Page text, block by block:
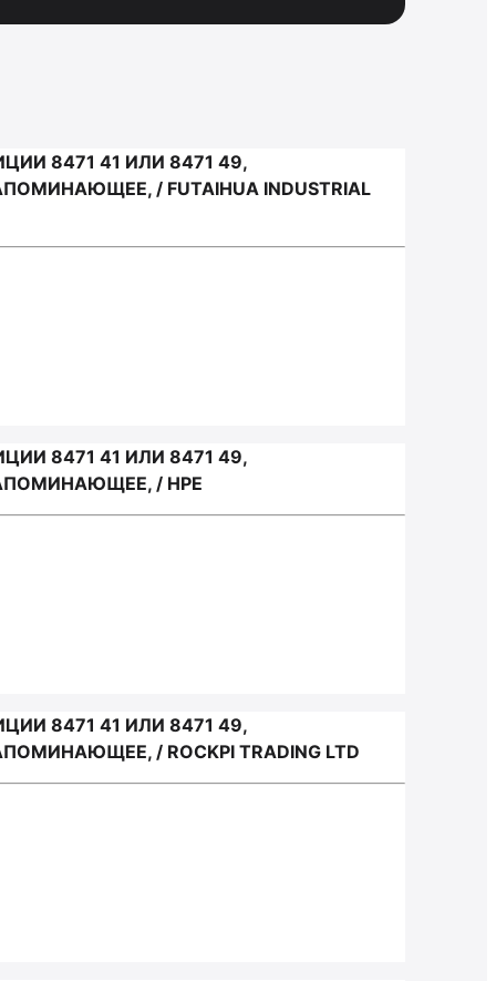
8471 41 ИЛИ 8471 49,
/ FUTAIHUA INDUSTRIAL
8471 41 ИЛИ 8471 49,
/ HPE
8471 41 ИЛИ 8471 49,
/ ROCKPI TRADING LTD